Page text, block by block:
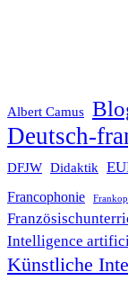
Albert Camus
Deutsch-
DFJW Didaktik
Francophonie
Intelligence
Künstliche